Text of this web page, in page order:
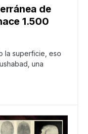
de
1.500
la superficie, eso
una